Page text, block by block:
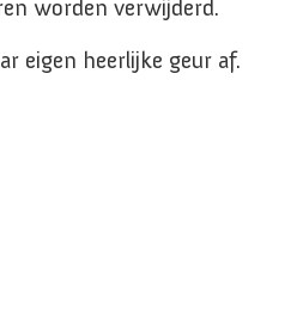
worden verwijderd.
eigen heerlijke geur af.